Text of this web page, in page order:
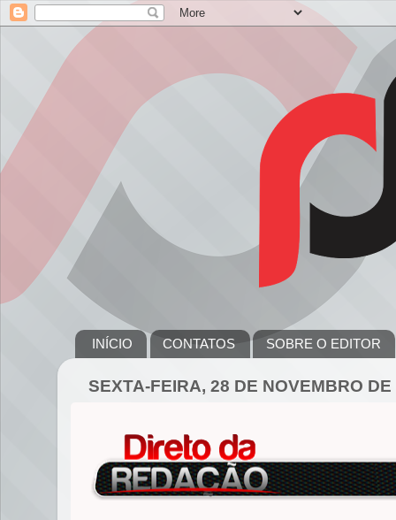
INÍCIO CONTATOS SOBRE O EDITOR
SEXTA-FEIRA, 28 DE NOVEMBRO DE